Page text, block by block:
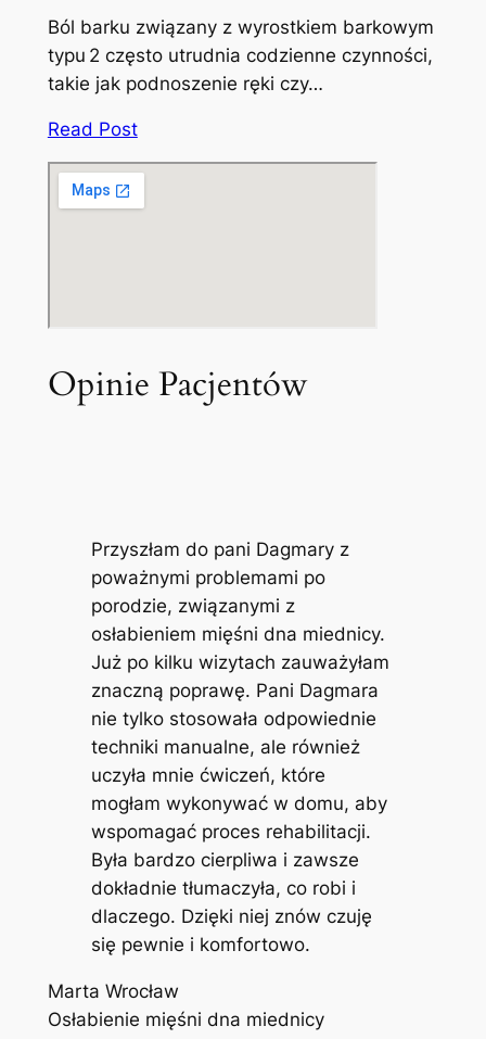
Ból barku związany z wyrostkiem barkowym
typu 2 często utrudnia codzienne czynności,
takie jak podnoszenie ręki czy…
Read Post
Opinie Pacjentów
Przyszłam do pani Dagmary z
poważnymi problemami po
porodzie, związanymi z
osłabieniem mięśni dna miednicy.
Już po kilku wizytach zauważyłam
znaczną poprawę. Pani Dagmara
nie tylko stosowała odpowiednie
techniki manualne, ale również
uczyła mnie ćwiczeń, które
mogłam wykonywać w domu, aby
wspomagać proces rehabilitacji.
Była bardzo cierpliwa i zawsze
dokładnie tłumaczyła, co robi i
dlaczego. Dzięki niej znów czuję
się pewnie i komfortowo.
Marta Wrocław
Osłabienie mięśni dna miednicy